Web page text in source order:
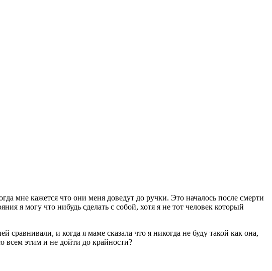
мне кажется что они меня доведут до ручки. Это началось после смерти
я могу что нибудь сделать с собой, хотя я не тот человек который
сравнивали, и когда я маме сказала что я никогда не буду такой как она,
всем этим и не дойти до крайности?